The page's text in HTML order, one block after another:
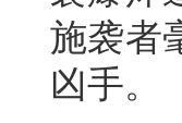
施袭者
凶手。